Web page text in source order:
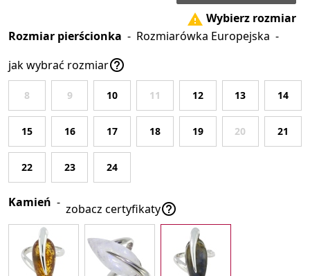
 Wybierz rozmiar
Rozmiar pierścionka - Rozmiarówka Europejska -
jak wybrać rozmiar
8 9 10 11 12 13 14
15 16 17 18 19 20 21
22 23 24
Kamień - zobacz certyfikaty